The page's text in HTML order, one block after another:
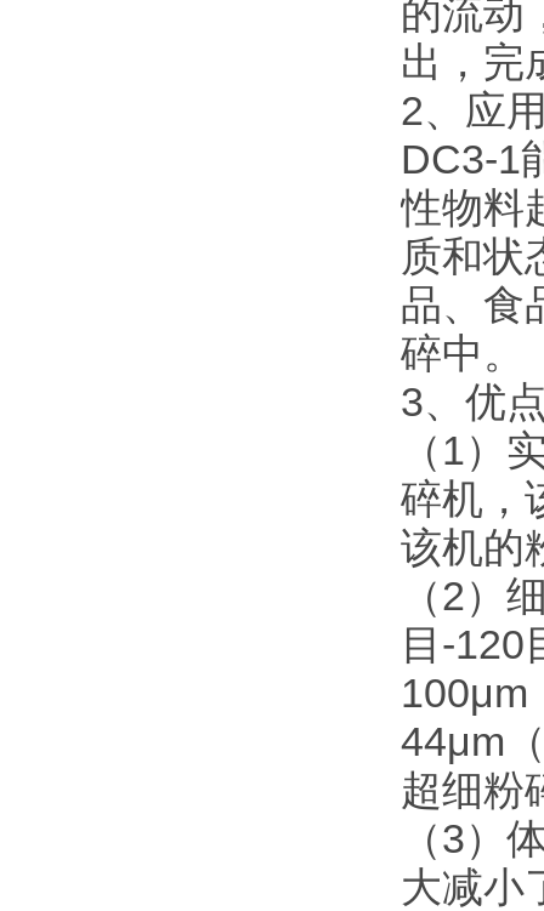
的流动
出，完
2、应
DC3-1
性物料
质和状
品、食
碎中。
3、优
（1）
碎机，
该机的
（2）
目-120
100μm
44μm
超细粉
（3）
大减小